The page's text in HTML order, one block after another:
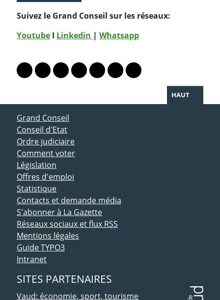
Suivez le Grand Conseil sur les réseaux:
Youtube I Linkedin | Whatsapp
Lien vers le profil Mastodon
Lien vers le profil Bluesky
Lien vers le profil Instagram
Lien vers le profil Linkedin
Lien vers le profil Facebook
Lien vers le profil Twitter
Partager par WhatsApp
HAUT
ACCÈS DIRECT
Grand Conseil
Conseil d'Etat
Ordre judiciaire
Comment voter
Législation
Offres d'emploi
Statistique
Contacts et demande média
S'abonner à La Gazette
Réseaux sociaux et flux RSS
Mentions légales
Guide TYPO3
Intranet
SITES PARTENAIRES
Vaud: économie, sport, tourisme